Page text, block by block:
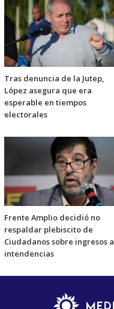
Tras denuncia de la Jutep,
López asegura que era
esperable en tiempos
electorales
Frente Amplio decidió no
respaldar plebiscito de
Ciudadanos sobre ingresos a
intendencias